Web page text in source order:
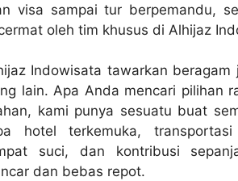
visa sampai tur berpemandu,
oleh tim khusus di Alhijaz
Indowisata tawarkan
lain. Apa Anda mencari pilihan
kami punya sesuatu buat
hotel terkemuka,
suci, dan kontribusi
dan bebas repot.